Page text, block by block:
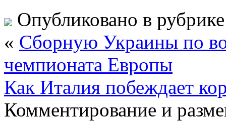
Опубликовано в
« Сборную Украины по
чемпионата Европы
Как Италия побеждает
Комментирование и